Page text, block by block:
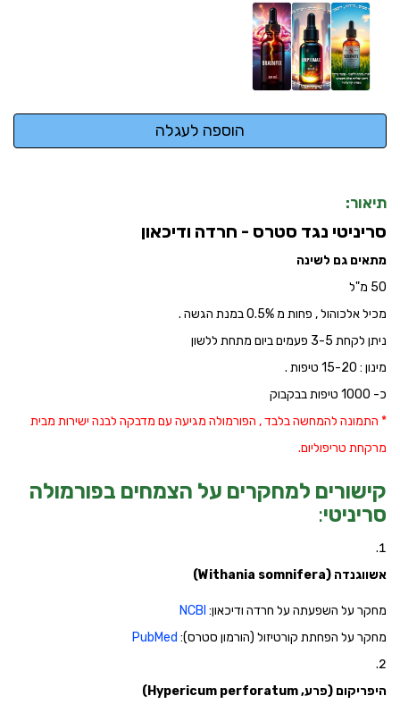
תיאור:
סריניטי נגד סטרס - חרדה ודיכאון
מתאים גם לשינה
50 מ"ל
מכיל אלכוהול , פחות מ 0.5% במנת הגשה .
ניתן לקחת 3-5 פעמים ביום מתחת ללשון
מינון : 15-20 טיפות .
כ- 1000 טיפות בבקבוק
* התמונה להמחשה בלבד , הפורמולה מגיעה עם מדבקה לבנה ישירות מבית
מרקחת טריפוליום.
קישורים למחקרים על הצמחים בפורמולה
סריניטי:
אשווגנדה (Withania somnifera)
מחקר על השפעתה על חרדה ודיכאון: NCBI
מחקר על הפחתת קורטיזול (הורמון סטרס): PubMed
היפריקום (פרע, Hypericum perforatum)